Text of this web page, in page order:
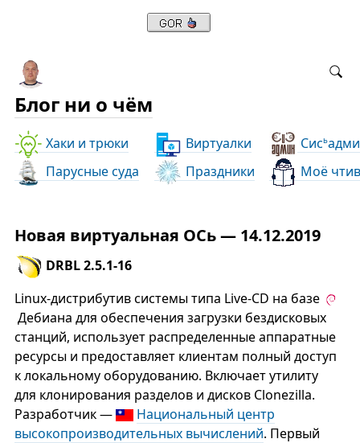
Блог ни о чём
Хаки и трюки Виртуалки Сись
Парусные суда
Праздники Моё
Новая виртуальная ОСь — 14.12.2019
DRBL 2.5.1-16
Linux-дистрибутив системы типа Live-CD на базе
Дебиана для обеспечения загрузки бездисковых
станций, использует распределенные аппаратные
ресурсы и предоставляет клиентам полный доступ
к локальному оборудованию. Включает утилиту
для клонирования разделов и дисков Clonezilla.
Разработчик —
Национальный центр
высокопроизводительных вычислений. Первый